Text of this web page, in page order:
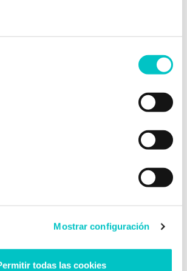
Mostrar configuración
todas las cookies
de los demás en la
empora del rendimiento
corre más acompañado, que en
runner no deja de ir a correr si
presencia de otras personas
y mejorar el rendimiento.
social. Este hecho …saber